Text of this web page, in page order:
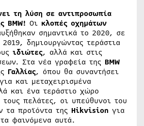
τη λύση σε αντιπροσωπία
BMW! Οι κλοπές οχημάτων
σημαντικά το 2020, σε
δημιουργώντας τεράστια
ιδιώτες, αλλά και στις
Στα νέα γραφεία της BMW
Γαλλίας, όπου θα συναντήσει
και μεταχειρισμένα
και ένα τεράστιο χώρο
τους πελάτες, οι υπεύθυνοι του
τα προϊόντα της Hikvision για
τα φαινόμενα αυτά.